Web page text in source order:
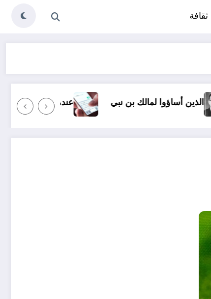
ثقافة
عندما ترسل رسالة نصية إلى شخص ما وأنت غاضب: